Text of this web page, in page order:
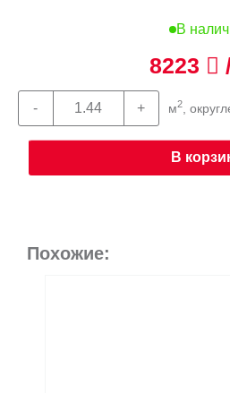
В
8223
м2,
В
Похожие: